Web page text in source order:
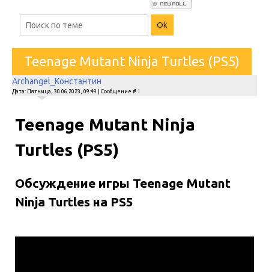
Teenage Mutant Ninja Turtles (PS5)
Archangel_Константин
Дата: Пятница, 30.06.2023, 09:49 | Сообщение # 1
Teenage Mutant Ninja
Turtles (PS5)
Обсуждение игры Teenage Mutant
Ninja Turtles на PS5